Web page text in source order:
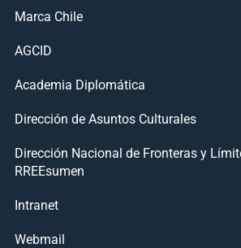
Marca Chile
AGCID
Academia Diplomática
Dirección de Asuntos Culturales
Dirección Nacional de Fronteras y
RREEsumen
Intranet
Webmail